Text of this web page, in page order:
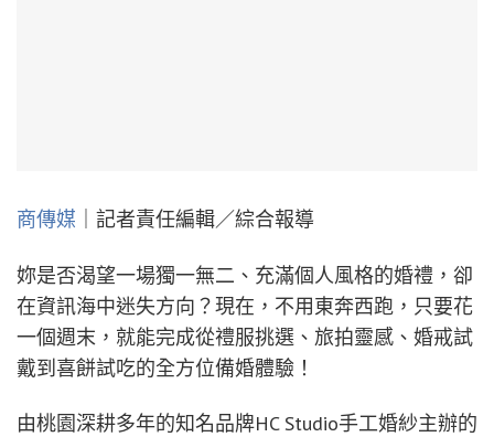
商傳媒 ｜記者責任編輯／綜合報導
妳是否渴望一場獨一無二、充滿個人風格的婚禮，卻
在資訊海中迷失方向？現在，不用東奔西跑，只要花
一個週末，就能完成從禮服挑選、旅拍靈感、婚戒試
戴到喜餅試吃的全方位備婚體驗！
由桃園深耕多年的知名品牌HC Studio手工婚紗主辦的